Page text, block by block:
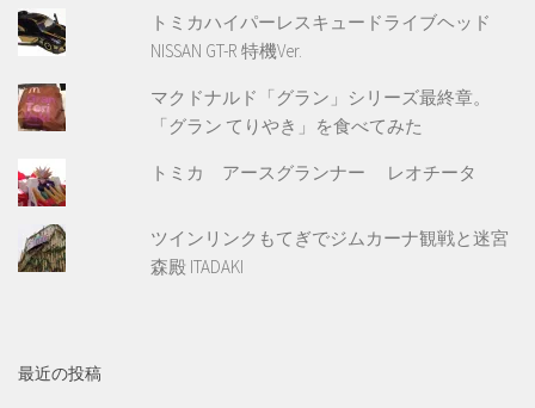
トミカハイパーレスキュードライブヘッド
NISSAN GT-R 特機Ver.
マクドナルド「グラン」シリーズ最終章。
「グラン てりやき」を食べてみた
トミカ アースグランナー レオチータ
ツインリンクもてぎでジムカーナ観戦と迷宮
森殿 ITADAKI
最近の投稿